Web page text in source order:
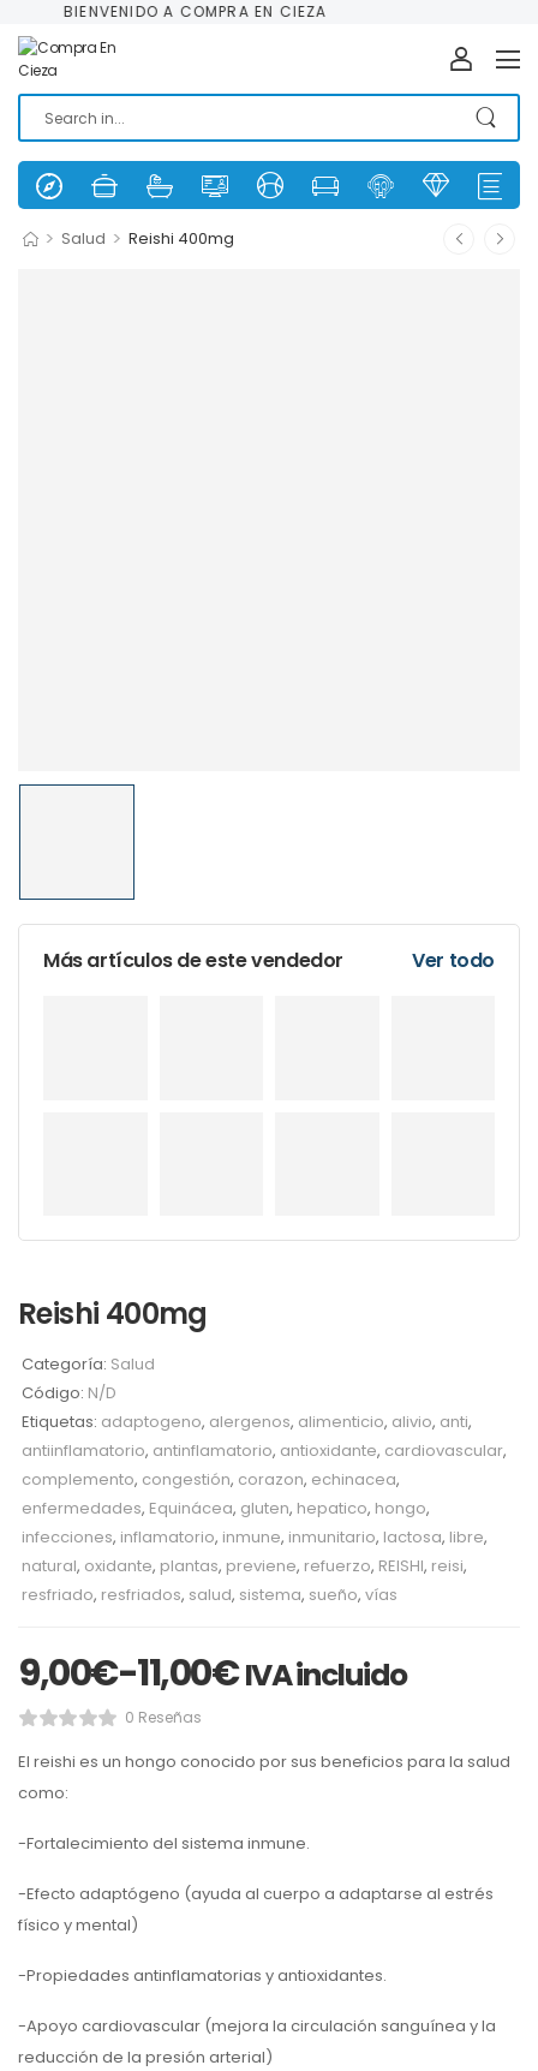
BIENVENIDO A COMPRA EN CIEZA
> Salud > Reishi 400mg
Más artículos de este vendedor Ver todo
Reishi 400mg
Categoría: Salud
Código: N/D
Etiquetas: adaptogeno, alergenos, alimenticio, alivio, anti,
antiinflamatorio, antinflamatorio, antioxidante, cardiovascular,
complemento, congestión, corazon, echinacea,
enfermedades, Equinácea, gluten, hepatico, hongo,
infecciones, inflamatorio, inmune, inmunitario, lactosa, libre,
natural, oxidante, plantas, previene, refuerzo, REISHI, reisi,
resfriado, resfriados, salud, sistema, sueño, vías
9,00€-11,00€ IVA incluido
0 Reseñas
El reishi es un hongo conocido por sus beneficios para la salud
como:
-Fortalecimiento del sistema inmune.
-Efecto adaptógeno (ayuda al cuerpo a adaptarse al estrés
físico y mental)
-Propiedades antinflamatorias y antioxidantes.
-Apoyo cardiovascular (mejora la circulación sanguínea y la
reducción de la presión arterial)